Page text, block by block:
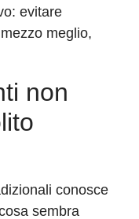
evitare
meglio,
non
conosce
sembra